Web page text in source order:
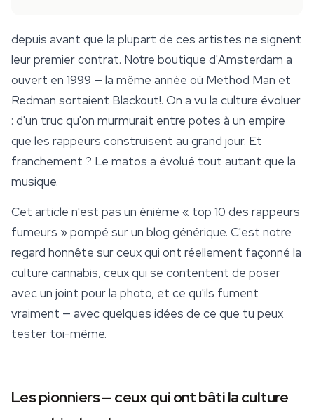
depuis avant que la plupart de ces artistes ne signent
leur premier contrat. Notre boutique d'Amsterdam a
ouvert en 1999 — la même année où Method Man et
Redman sortaient Blackout!. On a vu la culture évoluer
: d'un truc qu'on murmurait entre potes à un empire
que les rappeurs construisent au grand jour. Et
franchement ? Le matos a évolué tout autant que la
musique.
Cet article n'est pas un énième « top 10 des rappeurs
fumeurs » pompé sur un blog générique. C'est notre
regard honnête sur ceux qui ont réellement façonné la
culture cannabis, ceux qui se contentent de poser
avec un joint pour la photo, et ce qu'ils fument
vraiment — avec quelques idées de ce que tu peux
tester toi-même.
Les pionniers — ceux qui ont bâti la culture